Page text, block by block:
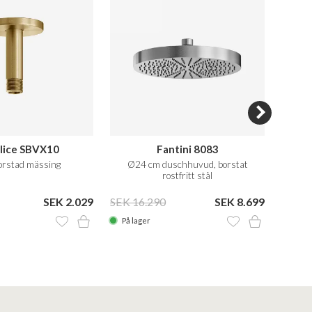
SBVX10
mässing
SEK 2.029
Fantini 8083
Ø24 cm duschhuvud, borstat
rostfritt stål
SEK 16.290 SEK 8.699
På lager